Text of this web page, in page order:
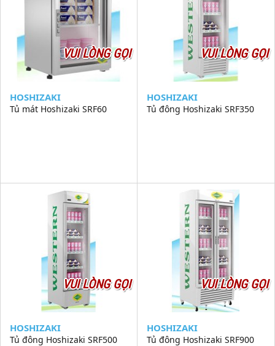
VUI LÒNG GỌI
HOSHIZAKI
Tủ mát Hoshizaki SRF60
VUI LÒNG GỌI
HOSHIZAKI
Tủ đông Hoshizaki SRF350
VUI LÒNG GỌI
HOSHIZAKI
Tủ đông Hoshizaki SRF500
VUI LÒNG GỌI
HOSHIZAKI
Tủ đông Hoshizaki SRF900